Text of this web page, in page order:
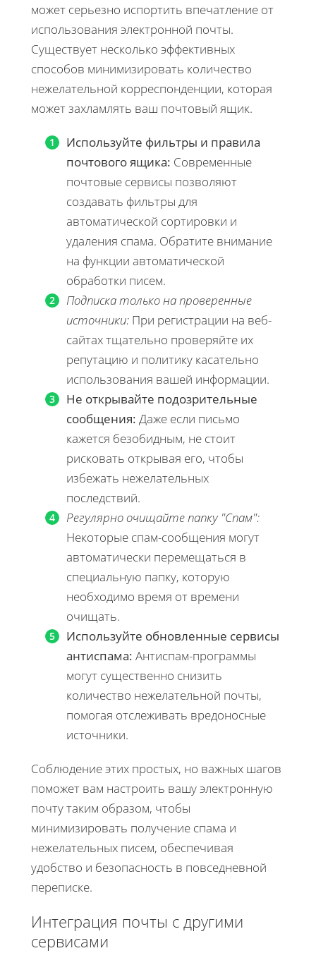
может серьезно испортить впечатление от
использования электронной почты.
Существует несколько эффективных
способов минимизировать количество
нежелательной корреспонденции, которая
может захламлять ваш почтовый ящик.
Используйте фильтры и правила
почтового ящика: Современные
почтовые сервисы позволяют
создавать фильтры для
автоматической сортировки и
удаления спама. Обратите внимание
на функции автоматической
обработки писем.
Подписка только на проверенные
источники: При регистрации на веб-
сайтах тщательно проверяйте их
репутацию и политику касательно
использования вашей информации.
Не открывайте подозрительные
сообщения: Даже если письмо
кажется безобидным, не стоит
рисковать открывая его, чтобы
избежать нежелательных
последствий.
Регулярно очищайте папку "Спам":
Некоторые спам-сообщения могут
автоматически перемещаться в
специальную папку, которую
необходимо время от времени
очищать.
Используйте обновленные сервисы
антиспама: Антиспам-программы
могут существенно снизить
количество нежелательной почты,
помогая отслеживать вредоносные
источники.
Соблюдение этих простых, но важных шагов
поможет вам настроить вашу электронную
почту таким образом, чтобы
минимизировать получение спама и
нежелательных писем, обеспечивая
удобство и безопасность в повседневной
переписке.
Интеграция почты с другими
сервисами